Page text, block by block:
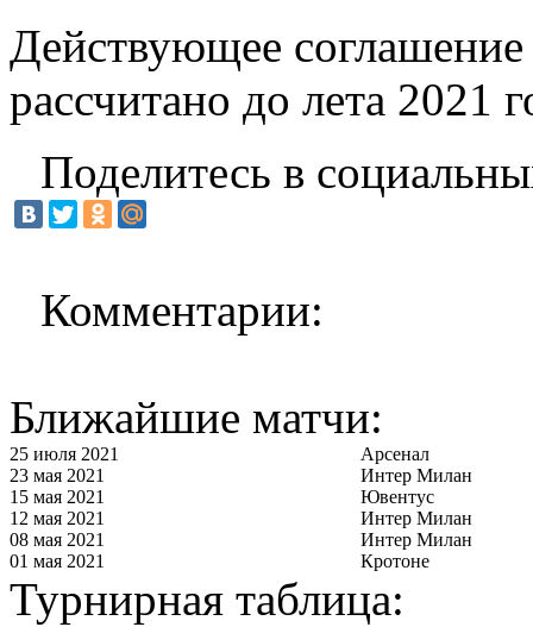
Действующее
рассчитано до лета 2021
Поделитесь в
Комментарии:
Ближайшие матчи:
25 июля 2021
Арсенал
23 мая 2021
Интер Милан
15 мая 2021
Ювентус
12 мая 2021
Интер Милан
08 мая 2021
Интер Милан
01 мая 2021
Кротоне
Турнирная таблица: